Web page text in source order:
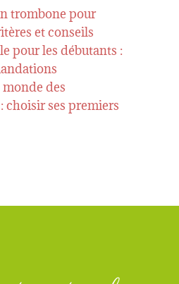
trombone pour
et conseils
pour les débutants :
des
choisir ses premiers